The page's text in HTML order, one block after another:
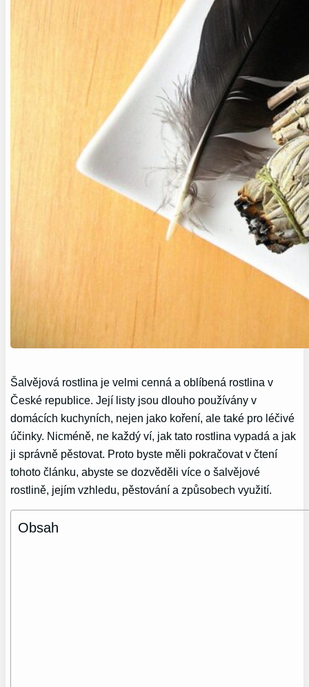
Šalvějová rostlina je velmi cenná a oblíbená rostlina v
České republice. Její listy jsou dlouho používány v
domácích kuchyních, nejen jako koření, ale také pro léčivé
účinky. Nicméně, ne každý ví, jak tato rostlina vypadá a jak
ji správně pěstovat. Proto byste měli pokračovat v čtení
tohoto článku, abyste se dozvěděli více o šalvějové
rostlině, jejím vzhledu, pěstování a způsobech využití.
Obsah